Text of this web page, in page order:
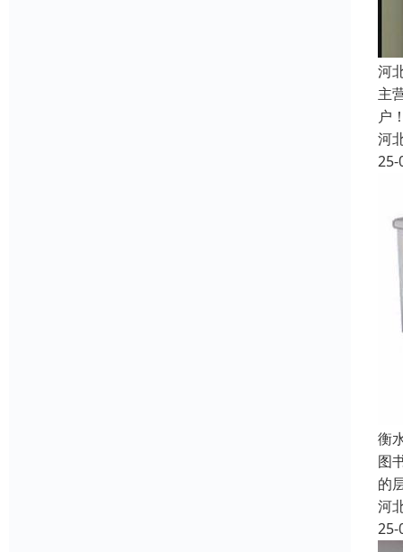
河
主
户
河
25-
衡
图
的
河
25-